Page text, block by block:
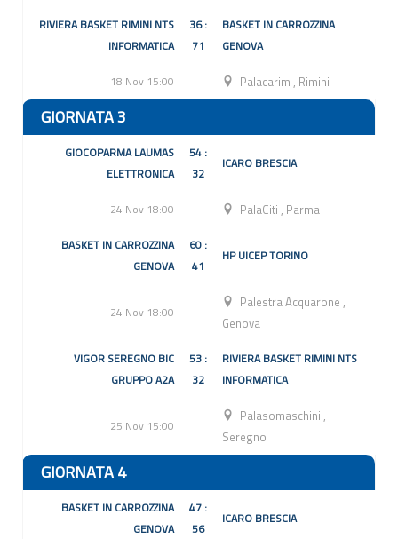
RIVIERA BASKET RIMINI NTS
INFORMATICA
36 :
71
BASKET IN CARROZZINA
GENOVA
18 Nov 15:00 Palacarim, Rimini
GIORNATA 3
GIOCOPARMA LAUMAS
ELETTRONICA
54 :
32
ICARO BRESCIA
24 Nov 18:00 PalaCiti, Parma
BASKET IN CARROZZINA
GENOVA
60 :
41
HP UICEP TORINO
24 Nov 18:00
Palestra Acquarone,
Genova
VIGOR SEREGNO BIC
GRUPPO A2A
53 :
32
RIVIERA BASKET RIMINI NTS
INFORMATICA
25 Nov 15:00
Palasomaschini,
Seregno
GIORNATA 4
BASKET IN CARROZZINA
GENOVA
47 :
56
ICARO BRESCIA